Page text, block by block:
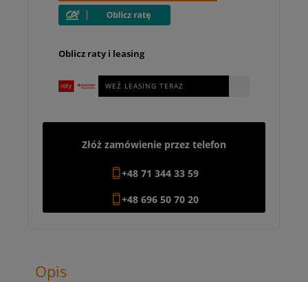
Oblicz raty i leasing
WEŹ LEASING TERAZ
Złóż zamówienie przez telefon
+48 71 344 33 59
+48 696 50 70 20
Opis